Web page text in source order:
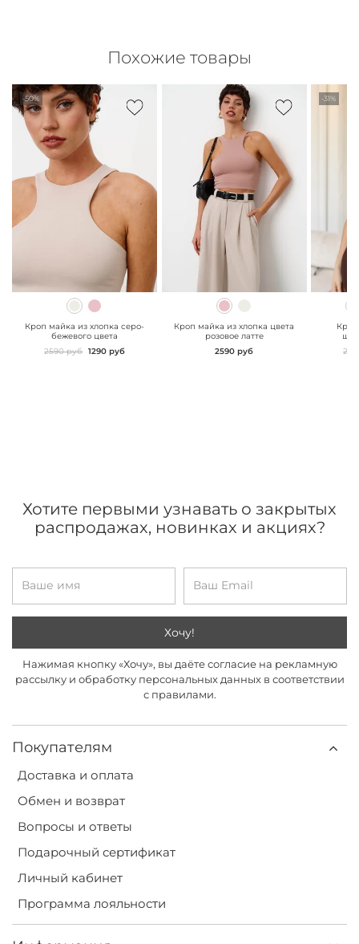
Похожие товары
-50%
" class="js-prevent-
Кроп майка из хлопка серо-
бежевого цвета
2590 руб 1290 руб
" class="js-prevent-
Кроп майка из хлопка цвета
розовое латте
2590 руб
-31%
"
Покупателям
Доставка и оплата
Обмен и возврат
Вопросы и ответы
Подарочный сертификат
Личный кабинет
Программа лояльности
Хотите первыми узнавать о закрытых
распродажах, новинках и акциях?
Хочу!
Нажимая кнопку «Хочу», вы даёте согласие на рекламную
рассылку и обработку персональных данных в соответствии
с правилами.